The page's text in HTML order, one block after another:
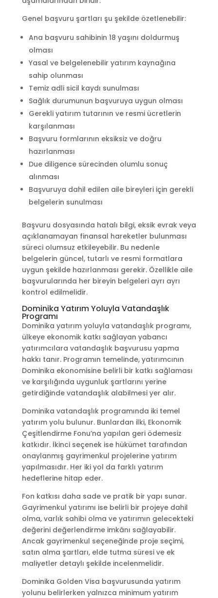
Genel başvuru şartları şu şekilde özetlenebilir:
Ana başvuru sahibinin 18 yaşını doldurmuş
olması
Yasal ve belgelenebilir yatırım kaynağına
sahip olunması
Temiz adli sicil kaydı sunulması
Sağlık durumunun başvuruya uygun olması
Gerekli yatırım tutarının ve resmi ücretlerin
karşılanması
Başvuru formlarının eksiksiz ve doğru
hazırlanması
Due diligence sürecinden olumlu sonuç
alınması
Başvuruya dahil edilen aile bireyleri için gerekli
belgelerin sunulması
Başvuru dosyasında hatalı bilgi, eksik evrak veya
açıklanamayan finansal hareketler bulunması
süreci olumsuz etkileyebilir. Bu nedenle
belgelerin güncel, tutarlı ve resmi formatlara
uygun şekilde hazırlanması gerekir. Özellikle aile
başvurularında her bireyin belgeleri ayrı ayrı
kontrol edilmelidir.
Dominika Yatırım Yoluyla Vatandaşlık
Programı
Dominika yatırım yoluyla vatandaşlık programı,
ülkeye ekonomik katkı sağlayan yabancı
yatırımcılara vatandaşlık başvurusu yapma
hakkı tanır. Programın temelinde, yatırımcının
Dominika ekonomisine belirli bir katkı sağlaması
ve karşılığında uygunluk şartlarını yerine
getirdiğinde vatandaşlık alabilmesi yer alır.
Dominika vatandaşlık programında iki temel
yatırım yolu bulunur. Bunlardan ilki, Ekonomik
Çeşitlendirme Fonu’na yapılan geri ödemesiz
katkıdır. İkinci seçenek ise hükümet tarafından
onaylanmış gayrimenkul projelerine yatırım
yapılmasıdır. Her iki yol da farklı yatırım
hedeflerine hitap eder.
Fon katkısı daha sade ve pratik bir yapı sunar.
Gayrimenkul yatırımı ise belirli bir projeye dahil
olma, varlık sahibi olma ve yatırımın gelecekteki
değerini değerlendirme imkânı sağlayabilir.
Ancak gayrimenkul seçeneğinde proje seçimi,
satın alma şartları, elde tutma süresi ve ek
maliyetler detaylı şekilde incelenmelidir.
Dominika Golden Visa başvurusunda yatırım
yolunu belirlerken yalnızca minimum yatırım